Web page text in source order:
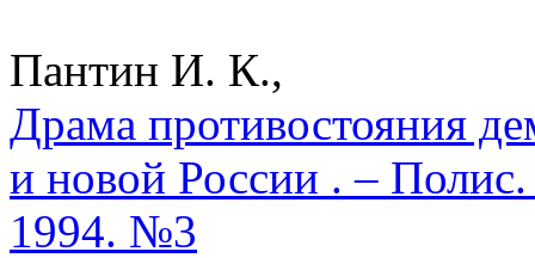
Пантин И. К.,
Драма противостояния
и новой России . –
1994. №3